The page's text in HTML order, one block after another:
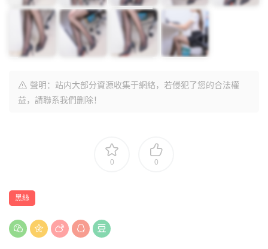
聲明：站内大部分資源收集于網絡，若侵犯了您的合法權
益，請聯系我們删除！
0 0
黑絲